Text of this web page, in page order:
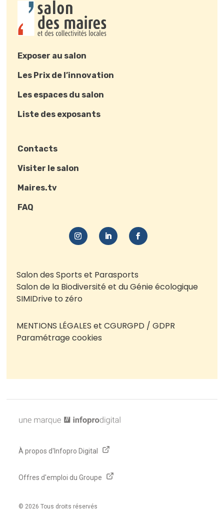
Exposer au salon
Les Prix de l’innovation
Les espaces du salon
Liste des exposants
Contacts
Visiter le salon
Maires.tv
FAQ
Salon des Sports et Parasports
Salon de la Biodiversité et du Génie écologique
SIMIDrive to zéro
MENTIONS LÉGALES et CGURGPD / GDPR
Paramétrage cookies